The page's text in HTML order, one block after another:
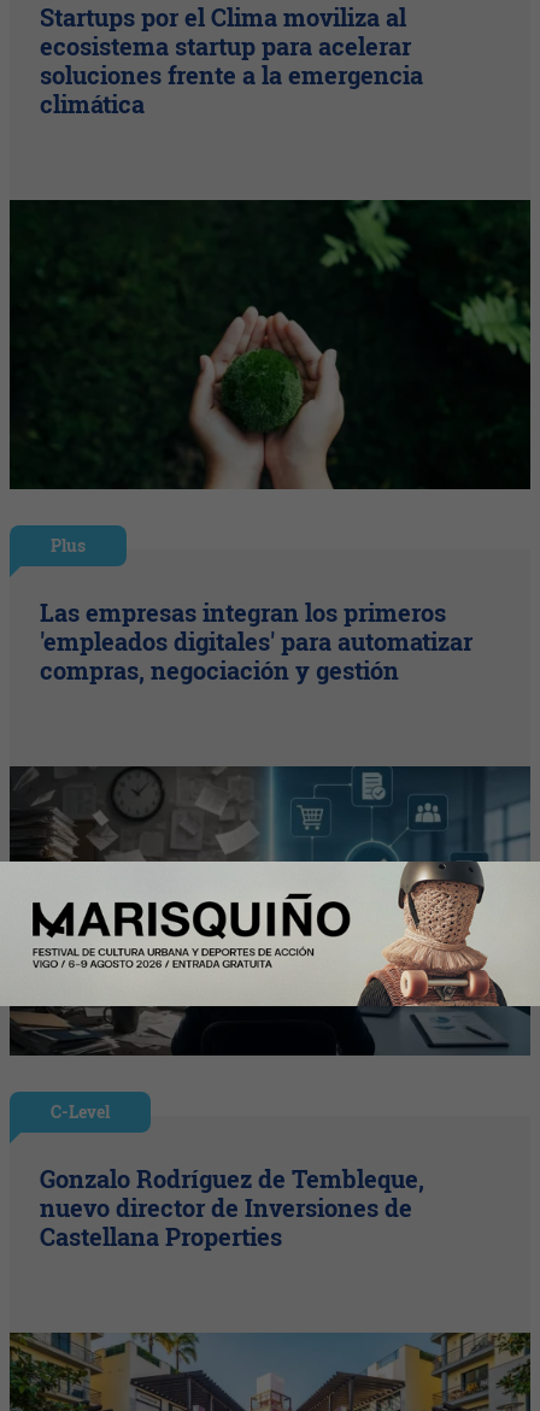
Startups por el Clima moviliza al
ecosistema startup para acelerar
soluciones frente a la emergencia
climática
Plus
Las empresas integran los primeros
'empleados digitales' para automatizar
compras, negociación y gestión
C-Level
Gonzalo Rodríguez de Tembleque,
nuevo director de Inversiones de
Castellana Properties